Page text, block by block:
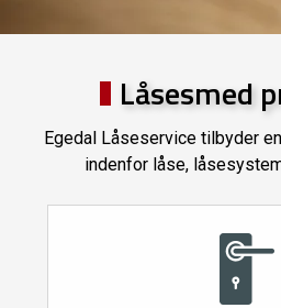
Låsesmed
Egedal Låseservice tilbyder
indenfor låse,